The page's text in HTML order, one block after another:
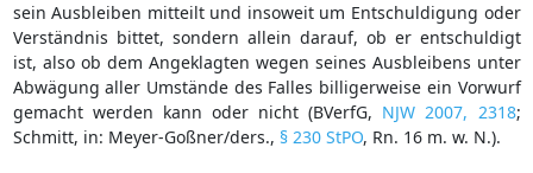
sein Ausbleiben mitteilt und insoweit um Entschuldigung oder
Verständnis bittet, sondern allein darauf, ob er entschuldigt
ist, also ob dem Angeklagten wegen seines Ausbleibens unter
Abwägung aller Umstände des Falles billigerweise ein Vorwurf
gemacht werden kann oder nicht (BVerfG, NJW 2007, 2318;
Schmitt, in: Meyer-Goßner/ders., § 230 StPO, Rn. 16 m. w. N.).